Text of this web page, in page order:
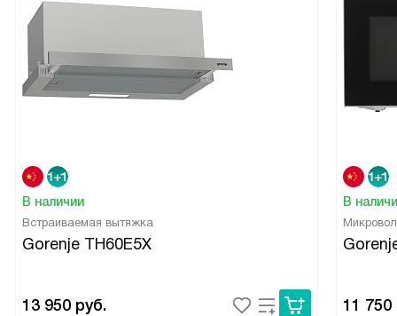
В наличии
Встраиваемая вытяжка
Gorenje TH60E5X
13 950 руб.
В
11 750